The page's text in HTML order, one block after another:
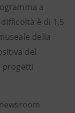
a
è di 1,5
della
del
progetti